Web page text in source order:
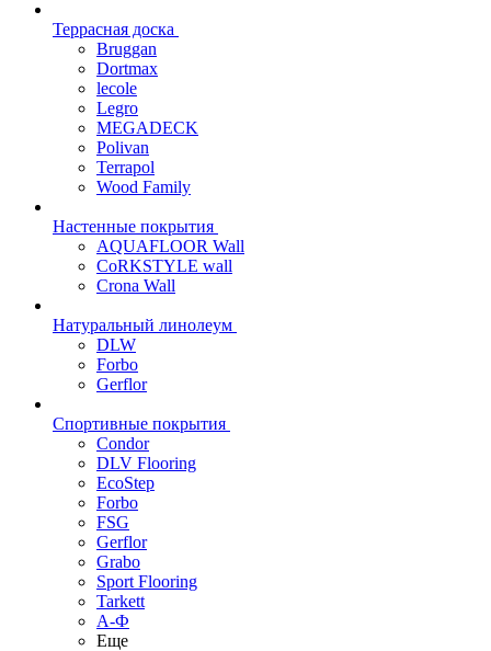
Террасная доска
Bruggan
Dortmax
lecole
Legro
MEGADECK
Polivan
Terrapol
Wood Family
Настенные покрытия
AQUAFLOOR Wall
CoRKSTYLE wall
Crona Wall
Натуральный линолеум
DLW
Forbo
Gerflor
Спортивные покрытия
Condor
DLV Flooring
EcoStep
Forbo
FSG
Gerflor
Grabo
Sport Flooring
Tarkett
А-Ф
Еще